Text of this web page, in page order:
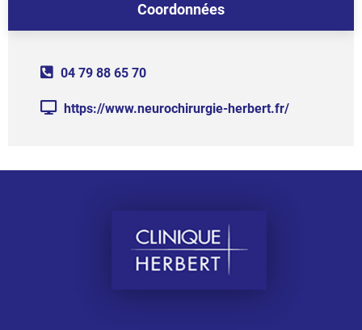
Coordonnées
04 79 88 65 70
https://www.neurochirurgie-herbert.fr/